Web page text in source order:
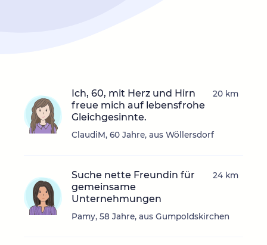
Ich, 60, mit Herz und Hirn
freue mich auf lebensfrohe
Gleichgesinnte.
ClaudiM, 60 Jahre, aus Wöllersdorf
20 km
Suche nette Freundin für
gemeinsame
Unternehmungen
Pamy, 58 Jahre, aus Gumpoldskirchen
24 km